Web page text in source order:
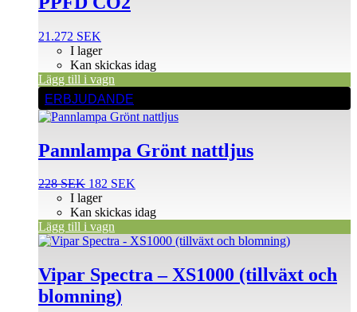
21.272 SEK
I lager
Kan skickas idag
Lägg till i vagn
ERBJUDANDE
Pannlampa Grönt nattljus
228SEK Det
ursprungliga
priset
var:
228 SEK.
182 SEK
priset
182 SEK.
I lager
Kan skickas idag
Lägg till i vagn
Vipar Spectra – XS1000 (tillväxt och
blomning)